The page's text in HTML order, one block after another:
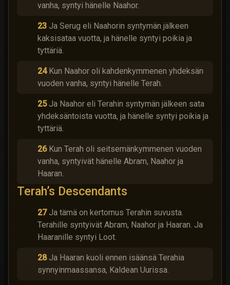
vanha, syntyi hänelle Naahor.
23 Ja Serug eli Naahorin syntymän jälkeen
kaksisataa vuotta, ja hänelle syntyi poikia ja
tyttäriä.
24 Kun Naahor oli kahdenkymmenen yhdeksän
vuoden vanha, syntyi hänelle Terah.
25 Ja Naahor eli Terahin syntymän jälkeen sata
yhdeksäntoista vuotta, ja hänelle syntyi poikia ja
tyttäriä.
26 Kun Terah oli seitsemänkymmenen vuoden
vanha, syntyivät hänelle Abram, Naahor ja
Haaran.
Terah’s Descendants
27 Ja tämä on kertomus Terahin suvusta.
Terahille syntyivät Abram, Naahor ja Haaran. Ja
Haaranille syntyi Loot.
28 Ja Haaran kuoli ennen isäänsä Terahia
synnyinmaassansa, Kaldean Uurissa.